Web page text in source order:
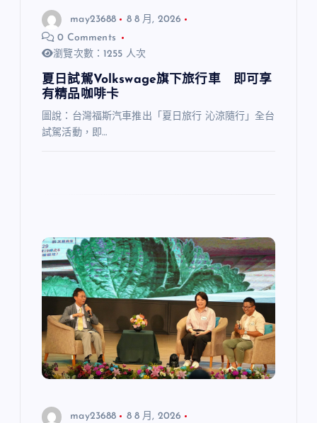
may23688
8 8 月, 2026
0 Comments
瀏覽次數：1255 人次
夏日試駕Volkswage旗下旅行車 即可享
有精品咖啡卡
圖說：台灣福斯汽車推出「夏日旅行 沁涼隨行」全台
試駕活動，即…
may23688
8 8 月, 2026